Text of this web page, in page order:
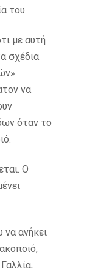
του.
με αυτή
σχέδια
να
όταν το
Ο
να ανήκει